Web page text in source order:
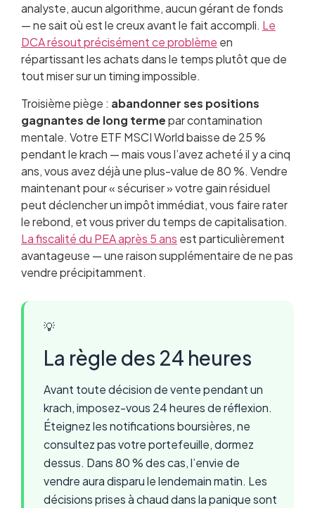
analyste, aucun algorithme, aucun gérant de fonds
— ne sait où est le creux avant le fait accompli. Le
DCA résout précisément ce problème en
répartissant les achats dans le temps plutôt que de
tout miser sur un timing impossible.
Troisième piège : abandonner ses positions
gagnantes de long termepar contamination
mentale. Votre ETF MSCI World baisse de 25 %
pendant le krach — mais vous l’avez acheté il y a cinq
ans, vous avez déjà une plus-value de 80 %. Vendre
maintenant pour « sécuriser » votre gain résiduel
peut déclencher un impôt immédiat, vous faire rater
le rebond, et vous priver du temps de capitalisation.
La fiscalité du PEA après 5 ans est particulièrement
avantageuse — une raison supplémentaire de ne pas
vendre précipitamment.
💡
La règle des 24 heures
Avant toute décision de vente pendant un
krach, imposez-vous 24 heures de réflexion.
Éteignez les notifications boursières, ne
consultez pas votre portefeuille, dormez
dessus. Dans 80 % des cas, l’envie de
vendre aura disparu le lendemain matin. Les
décisions prises à chaud dans la panique sont